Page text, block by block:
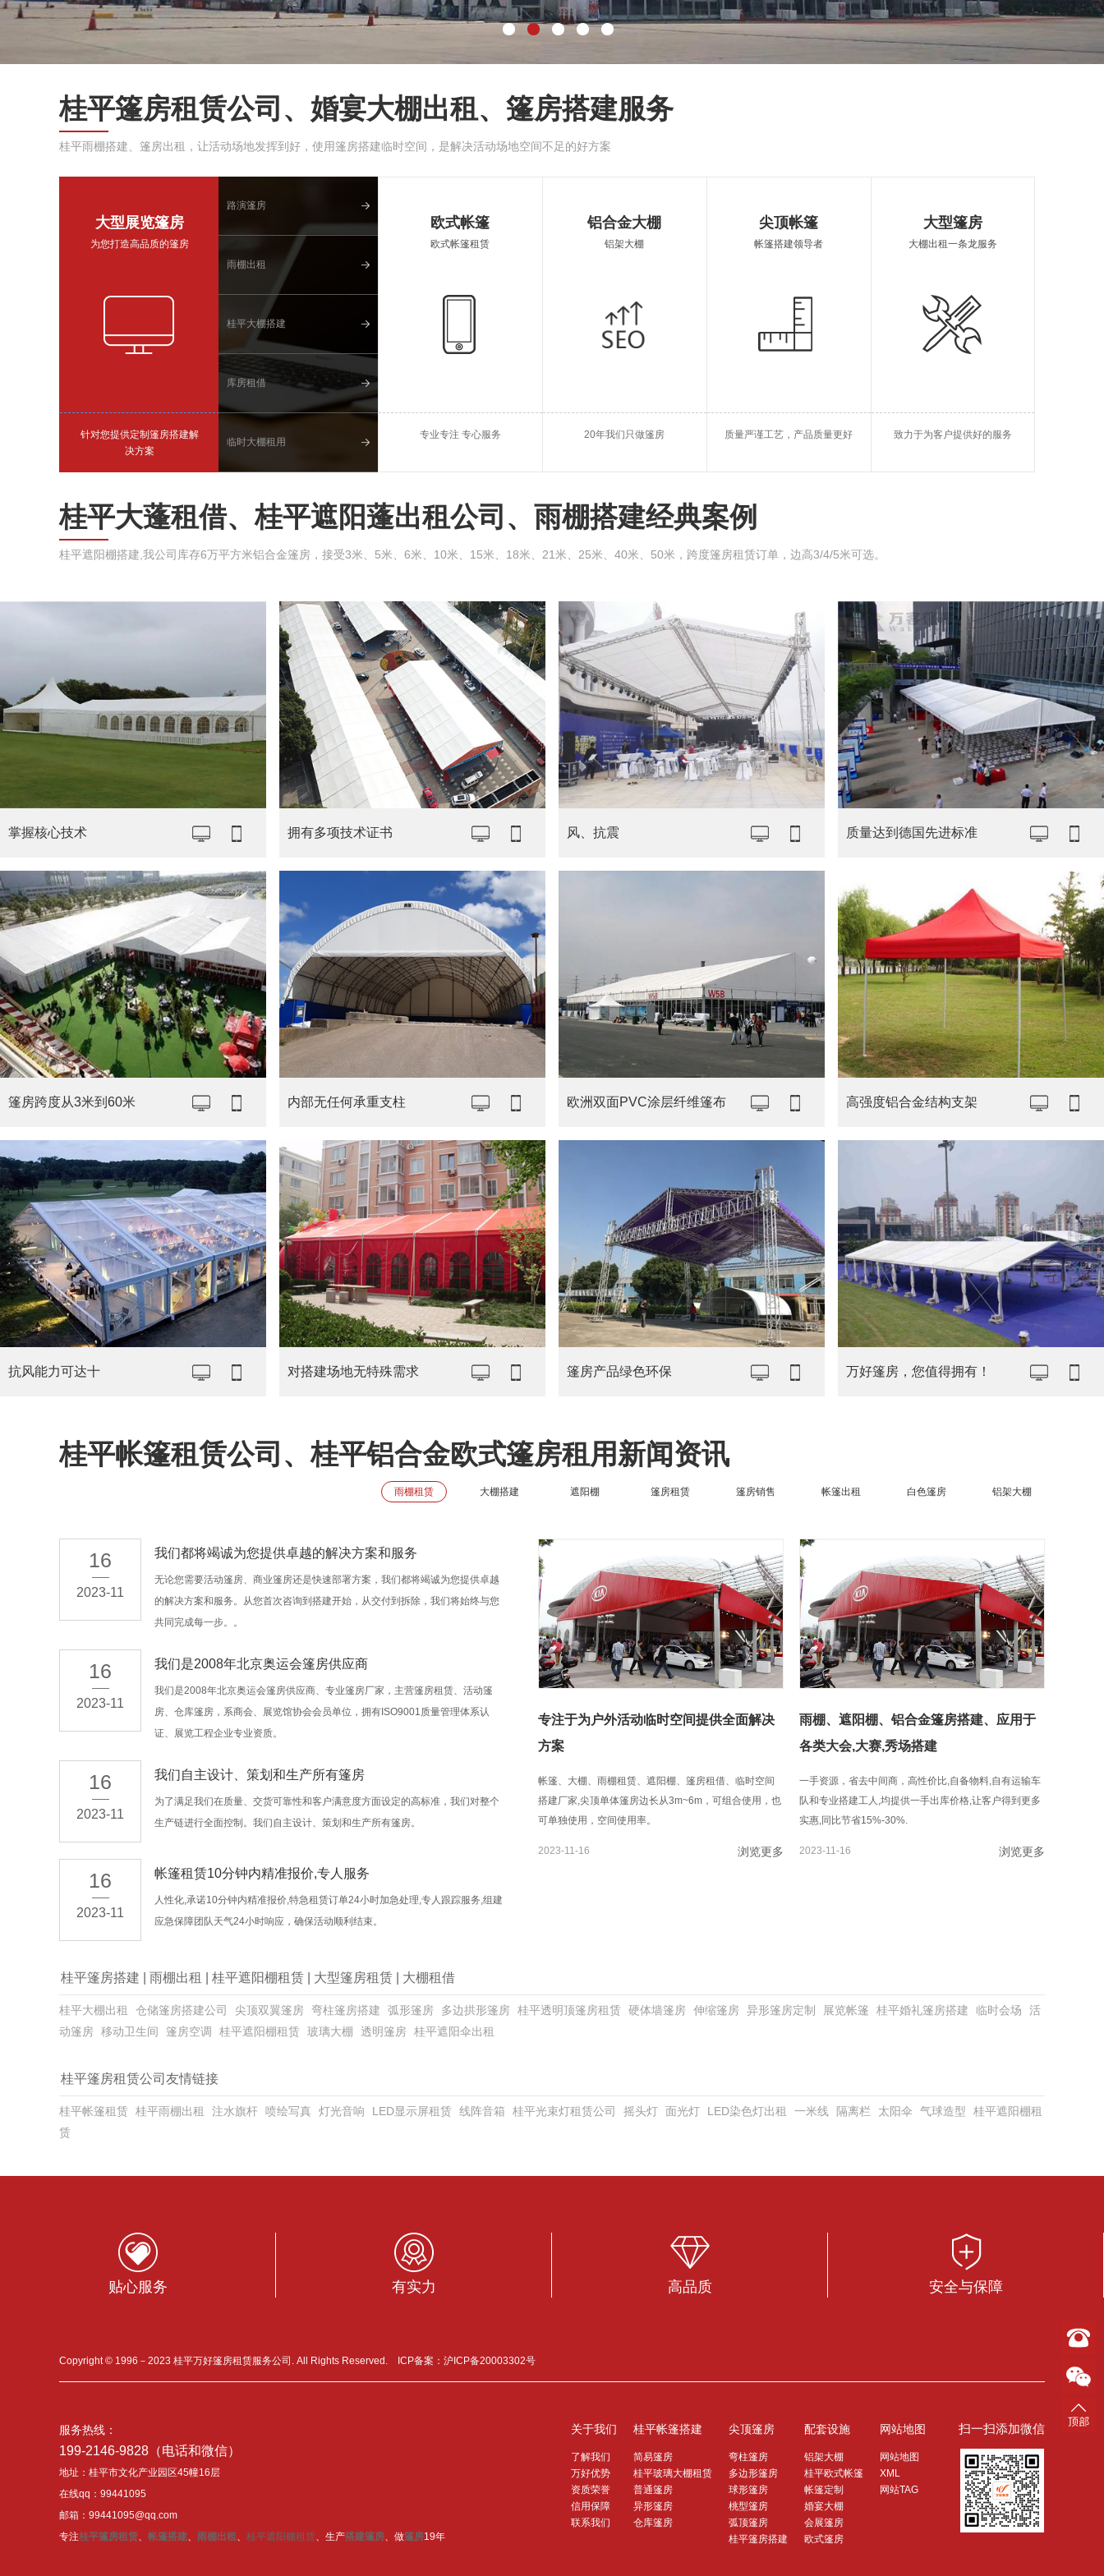
桂平篷房租赁公司、婚宴大棚出租、篷房搭建服务
桂平雨棚搭建、篷房出租，让活动场地发挥到好，使用篷房搭建临时空间，是解决活动场地空间不足的好方案
大型展览篷房
为您打造高品质的篷房
针对您提供定制篷房搭建解
决方案
路演篷房
雨棚出租
桂平大棚搭建
库房租借
临时大棚租用
欧式帐篷
欧式帐篷租赁
专业专注 专心服务
桂平雨棚出租
铝合金大棚
铝架大棚
20年我们只做篷房
桂平玻璃蓬房
尖顶帐篷
帐篷搭建领导者
质量严谨工艺，产品质量更好
桂平遮阳雨棚
桂平帐篷租用
大型篷房
大棚出租一条龙服务
致力于为客户提供好的服务
桂平大蓬租借、桂平遮阳蓬出租公司、雨棚搭建经典案例
桂平遮阳棚搭建,我公司库存6万平方米铝合金篷房，接受3米、5米、6米、10米、15米、18米、21米、25米、40米、50米，跨度篷房租赁订单，边高3/4/5米可选。
掌握核心技术 拥有多项技术证书 风、抗震 质量达到德国先进标准
篷房跨度从3米到60米 内部无任何承重支柱 欧洲双面PVC涂层纤维篷布 高强度铝合金结构支架
抗风能力可达十 对搭建场地无特殊需求 篷房产品绿色环保 万好篷房，您值得拥有！
桂平帐篷租赁公司、桂平铝合金欧式篷房租用新闻资讯
雨棚租赁 大棚搭建 遮阳棚 篷房租赁 篷房销售 帐篷出租 白色篷房 铝架大棚
16
2023-11
我们都将竭诚为您提供卓越的解决方案和服务
无论您需要活动篷房、商业篷房还是快速部署方案，我们都将竭诚为您提供卓越
的解决方案和服务。从您首次咨询到搭建开始，从交付到拆除，我们将始终与您
共同完成每一步。。
16
2023-11
我们是2008年北京奥运会篷房供应商
我们是2008年北京奥运会篷房供应商、专业篷房厂家，主营篷房租赁、活动篷
房、仓库篷房，系商会、展览馆协会会员单位，拥有ISO9001质量管理体系认
证、展览工程企业专业资质。
16
2023-11
我们自主设计、策划和生产所有篷房
为了满足我们在质量、交货可靠性和客户满意度方面设定的高标准，我们对整个
生产链进行全面控制。我们自主设计、策划和生产所有篷房。
16
2023-11
帐篷租赁10分钟内精准报价,专人服务
人性化,承诺10分钟内精准报价,特急租赁订单24小时加急处理,专人跟踪服务,组建
应急保障团队天气24小时响应，确保活动顺利结束。
专注于为户外活动临时空间提供全面解决
方案
帐篷、大棚、雨棚租赁、遮阳棚、篷房租借、临时空间
搭建厂家,尖顶单体篷房边长从3m~6m，可组合使用，也
可单独使用，空间使用率。
2023-11-16 浏览更多
雨棚、遮阳棚、铝合金篷房搭建、应用于
各类大会,大赛,秀场搭建
一手资源，省去中间商，高性价比,自备物料,自有运输车
队和专业搭建工人,均提供一手出库价格,让客户得到更多
实惠,同比节省15%-30%.
2023-11-16 浏览更多
桂平篷房搭建 雨棚出租 桂平遮阳棚租赁 大型篷房租赁 大棚租借
桂平大棚出租 仓储篷房搭建公司 尖顶双翼篷房 弯柱篷房搭建 弧形篷房 多边拱形篷房 桂平透明顶篷房租赁 硬体墙篷房 伸缩篷房 异形篷房定制 展览帐篷 桂平婚礼篷房搭建 临时会场
活
动篷房
移动卫生间 篷房空调 桂平遮阳棚租赁 玻璃大棚 透明篷房 桂平遮阳伞出租
桂平篷房租赁公司友情链接
桂平帐篷租赁 桂平雨棚出租 注水旗杆 喷绘写真 灯光音响 LED显示屏租赁 线阵音箱 桂平光束灯租赁公司 摇头灯 面光灯 LED染色灯出租 一米线 隔离栏 太阳伞 气球造型
桂平遮阳棚租
赁
贴心服务 有实力 高品质 安全与保障
Copyright © 1996－2023 桂平万好篷房租赁服务公司. All Rights Reserved. ICP备案： 沪ICP备20003302号
服务热线：
199-2146-9828（电话和微信）
地址：桂平市文化产业园区45幢16层
在线qq：99441095
邮箱：99441095@qq.com
专注桂平篷房租赁、 帐篷搭建、 雨棚出租 、 桂平遮阳棚租赁、生产搭建篷房、做篷房19年
关于我们
了解我们
万好优势
资质荣誉
信用保障
联系我们
桂平帐篷搭建
简易篷房
桂平玻璃大棚租赁
普通篷房
异形篷房
仓库篷房
尖顶篷房
弯柱篷房
多边形篷房
球形篷房
桃型篷房
弧顶篷房
桂平篷房搭建
配套设施
铝架大棚
桂平欧式帐篷
帐篷定制
婚宴大棚
会展篷房
欧式篷房
网站地图
网站地图
XML
网站TAG
扫一扫添加微信